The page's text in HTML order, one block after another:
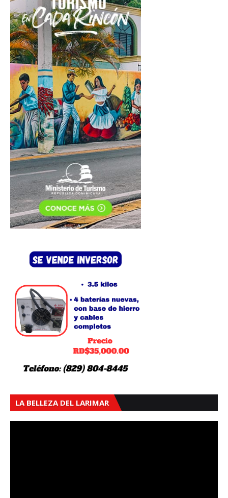
LA BELLEZA DEL LARIMAR